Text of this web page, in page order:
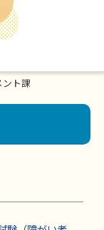
ント課